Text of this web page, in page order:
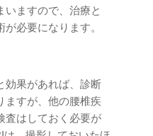
いますので、治療と
必要になります。
効果があれば、診断
ますが、他の腰椎疾
査はしておく必要が